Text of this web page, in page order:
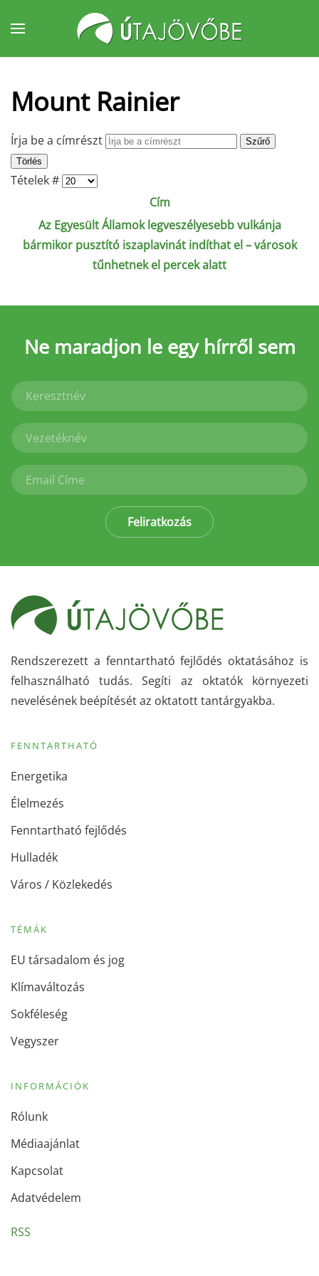
Fő tartalom átugrása
Mount Rainier
Írja be a címrészt
Szűrő
Törlés
Tételek #
Cím
Az Egyesült Államok legveszélyesebb vulkánja
bármikor pusztító iszaplavinát indíthat el – városok
tűnhetnek el percek alatt
Ne maradjon le egy hírről sem
Feliratkozás
Rendszerezett a fenntartható fejlődés oktatásához is
felhasználható tudás. Segíti az oktatók környezeti
nevelésének beépítését az oktatott tantárgyakba.
FENNTARTHATÓ
Energetika
Élelmezés
Fenntartható fejlődés
Hulladék
Város / Közlekedés
TÉMÁK
EU társadalom és jog
Klímaváltozás
Sokféleség
Vegyszer
INFORMÁCIÓK
Rólunk
Médiaajánlat
Kapcsolat
Adatvédelem
RSS